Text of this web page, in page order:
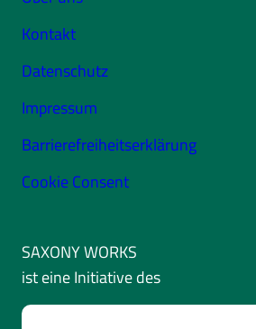
Kontakt
Datenschutz
Impressum
Barrierefreiheitserklärung
Cookie Consent
SAXONY WORKS
ist eine Initiative des